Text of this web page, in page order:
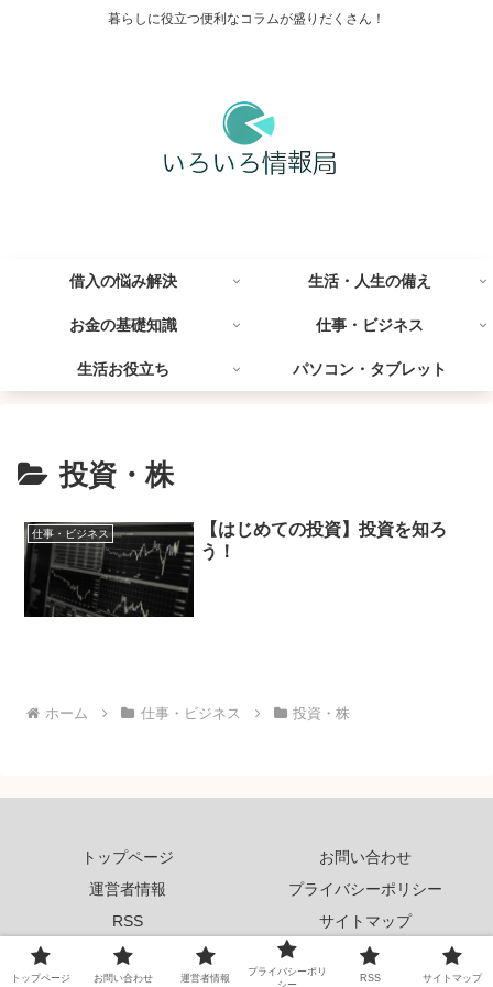
暮らしに役立つ便利なコラムが盛りだくさん！
借入の悩み解決 生活・人生の備え
お金の基礎知識 仕事・ビジネス
生活お役立ち パソコン・タブレット
投資・株
仕事・ビジネス
【はじめての投資】投資を知ろ
う！
ホーム 仕事・ビジネス 投資・株
トップページ
お問い合わせ
運営者情報
プライバシーポリシー
RSS
サイトマップ
© 2026 いろいろ情報局.
トップページ お問い合わせ 運営者情報
プライバシーポリ
シー
RSS サイトマップ